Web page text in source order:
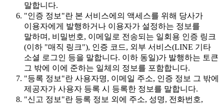
말합니다.
"인증 정보"란 본 서비스에의 액세스를 위해 당사가
이용자에게 발행하거나 이용자가 설정하는 정보를
말하며, 비밀번호, 이메일로 전송되는 일회용 인증 링크
(이하 "매직 링크"), 인증 코드, 외부 서비스(LINE 기타
소셜 로그인 등을 말합니다. 이하 동일)가 발행하는 토큰
그 밖에 이에 준하는 일체의 정보를 포함합니다.
"등록 정보"란 사용자명, 이메일 주소, 인증 정보 그 밖에
제공자가 사용자 등록 시 등록한 정보를 말합니다.
"신고 정보"란 등록 정보 외에 주소, 성명, 전화번호,